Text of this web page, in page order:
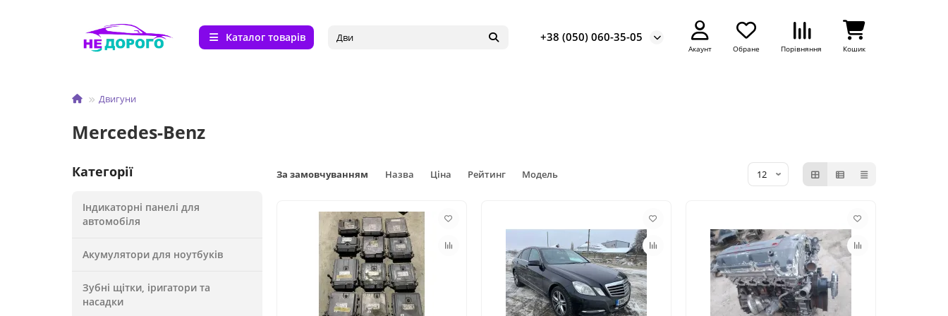
Каталог товарів +38 (050) 060-35-05
Акаунт Обране Порівняння Кошик
Двигуни
Mercedes-Benz
Категорії
Індикаторні панелі для
автомобіля
Акумулятори для ноутбуків
Зубні щітки, іригатори та
насадки
За замовчуванням Назва Ціна Рейтинг Модель